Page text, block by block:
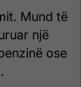
Mund të
një
ose